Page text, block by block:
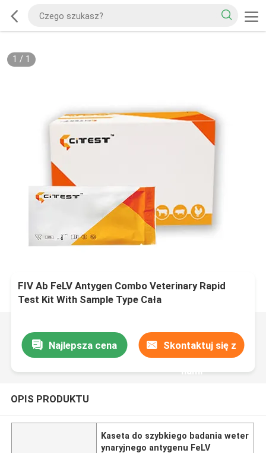
1 / 1
FIV Ab FeLV Antygen Combo Veterinary Rapid
Test Kit With Sample Type Cała
Najlepsza cena Skontaktuj się z
nami
OPIS PRODUKTU
Kaseta do szybkiego badania weter
ynaryjnego antygenu FeLV